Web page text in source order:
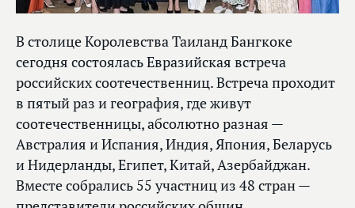
В столице Королевства Таиланд Бангкоке
сегодня состоялась Евразийская встреча
российских соотечественниц. Встреча проходит
в пятый раз и география, где живут
соотечественницы, абсолютно разная —
Австралия и Испания, Индия, Япония, Беларусь
и Нидерланды, Египет, Китай, Азербайджан.
Вместе собрались 55 участниц из 48 стран —